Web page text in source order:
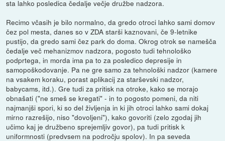
sta lahko posledica čedalje večje družbe nadzora.
Recimo včasih je bilo normalno, da gredo otroci lahko sami domov
čez pol mesta, danes so v ZDA starši kaznovani, če 9-letnike
pustijo, da gredo sami čez park do doma. Okrog otrok se namešča
čedalje več mehanizmov nadzora, pogosto tudi tehnološko
podprtega, in morda ima pa to za posledico depresije in
samopoškodovanje. Pa ne gre samo za tehnološki nadzor (kamere
na vsakem koraku, porast aplikacij za starševski nadzor,
babycams, itd.). Gre tudi za pritisk na otroke, kako se morajo
obnašati ("ne smeš se kregati" - in to pogosto pomeni, da niti
najmanjši spori, ki so del življenja in ki jih otroci lahko sami dokaj
mirno razrešijo, niso "dovoljeni"), kako govoriti (zelo zgodaj jih
učimo kaj je družbeno sprejemljiv govor), pa tudi pritisk k
uniformnosti (predvsem na področju spolov). In pa seveda